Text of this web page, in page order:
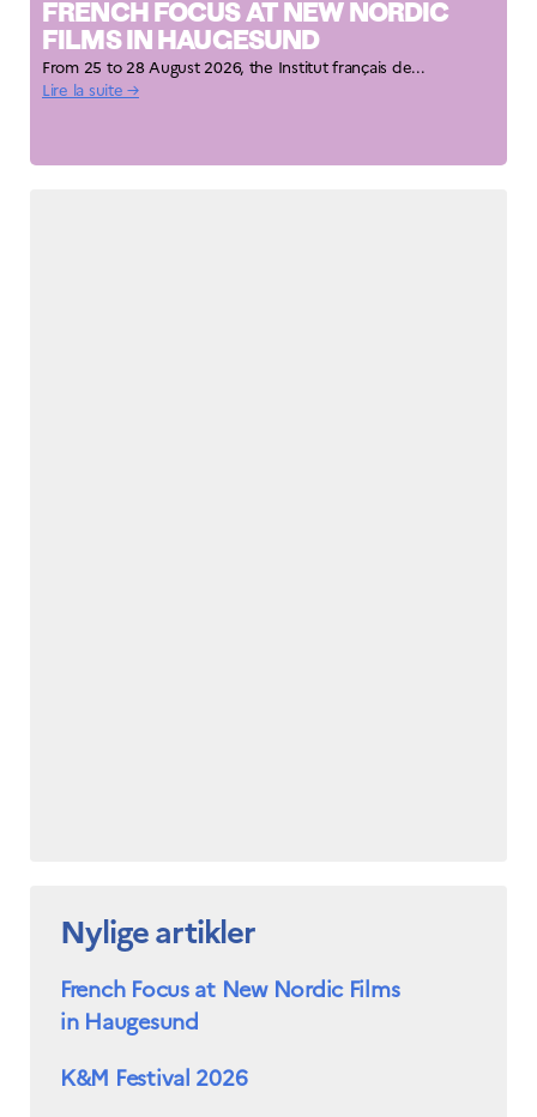
FRENCH FOCUS AT NEW NORDIC
FILMS IN HAUGESUND
From 25 to 28 August 2026, the Institut français de...
Lire la suite →
Nylige artikler
French Focus at New Nordic Films
in Haugesund
K&M Festival 2026